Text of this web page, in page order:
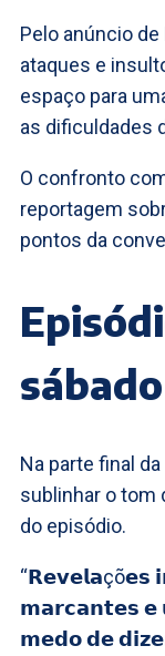
Pelo anúncio de
ataques e
espaço para
as dificuldades
O confronto
reportagem
pontos da
sábado
Na parte final
sublinhar o tom
do episódio.
“𝗥𝗲𝘃𝗲𝗹𝗮çõ𝗲𝘀
𝗺𝗮𝗿𝗰𝗮𝗻𝘁𝗲𝘀
𝗺𝗲𝗱𝗼 𝗱𝗲